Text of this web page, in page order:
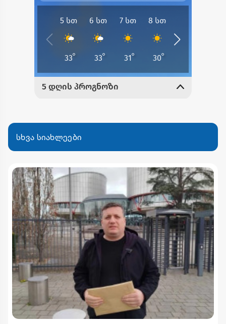
სხვა სიახლეები